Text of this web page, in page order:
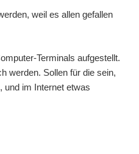
weil es allen gefallen
Terminals aufgestellt.
werden. Sollen für die sein,
und im Internet etwas